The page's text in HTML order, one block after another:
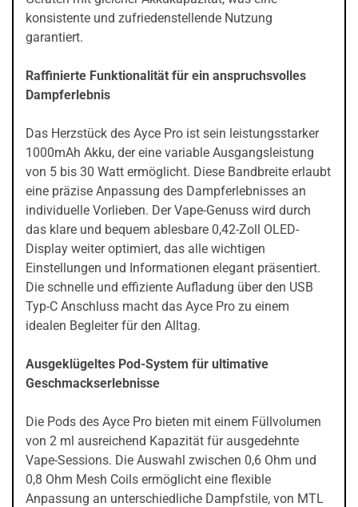
konsistente und zufriedenstellende Nutzung
garantiert.
Raffinierte Funktionalität für ein anspruchsvolles
Dampferlebnis
Das Herzstück des Ayce Pro ist sein leistungsstarker
1000mAh Akku, der eine variable Ausgangsleistung
von 5 bis 30 Watt ermöglicht. Diese Bandbreite erlaubt
eine präzise Anpassung des Dampferlebnisses an
individuelle Vorlieben. Der Vape-Genuss wird durch
das klare und bequem ablesbare 0,42-Zoll OLED-
Display weiter optimiert, das alle wichtigen
Einstellungen und Informationen elegant präsentiert.
Die schnelle und effiziente Aufladung über den USB
Typ-C Anschluss macht das Ayce Pro zu einem
idealen Begleiter für den Alltag.
Ausgeklügeltes Pod-System für ultimative
Geschmackserlebnisse
Die Pods des Ayce Pro bieten mit einem Füllvolumen
von 2 ml ausreichend Kapazität für ausgedehnte
Vape-Sessions. Die Auswahl zwischen 0,6 Ohm und
0,8 Ohm Mesh Coils ermöglicht eine flexible
Anpassung an unterschiedliche Dampfstile, von MTL